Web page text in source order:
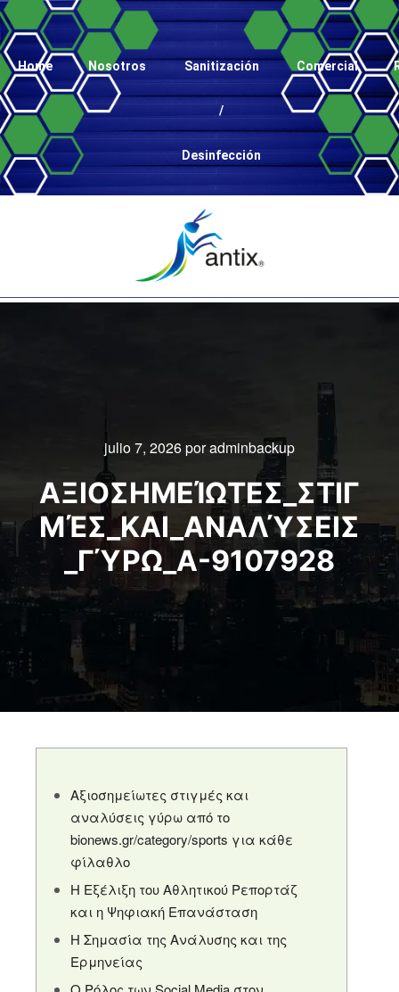
Home Nosotros Sanitización
/
Desinfección
Comercial
julio 7, 2026poradminbackup
ΑΞΙΟΣΗΜΕΊΩΤΕΣ_ΣΤΙΓ
ΜΈΣ_ΚΑΙ_ΑΝΑΛΎΣΕΙΣ
_ΓΎΡΩ_Α-9107928
Αξιοσημείωτες στιγμές και
αναλύσεις γύρω από το
bionews.gr/category/sports για κάθε
φίλαθλο
Η Εξέλιξη του Αθλητικού Ρεπορτάζ
και η Ψηφιακή Επανάσταση
Η Σημασία της Ανάλυσης και της
Ερμηνείας